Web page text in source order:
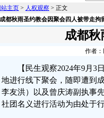
站主页 > 人权观察 > 正文
成都秋雨圣约教会因聚会四人被带走拘
成都
作者：
【民生观察2024年9月
地进行线下聚会，随即遭到
李友洪）以及曾庆涛副执事
社团名义进行活动为由处于